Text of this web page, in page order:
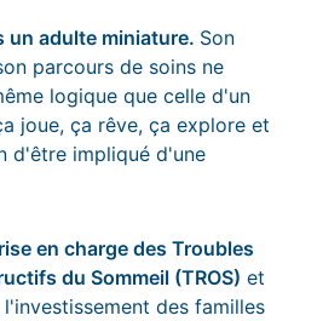
un adulte miniature. Son
parcours de soins ne
logique que celle d'un
joue, ça rêve, ça explore et
d'être impliqué d'une
en charge des Troubles
du Sommeil (TROS) et
l'investissement des familles